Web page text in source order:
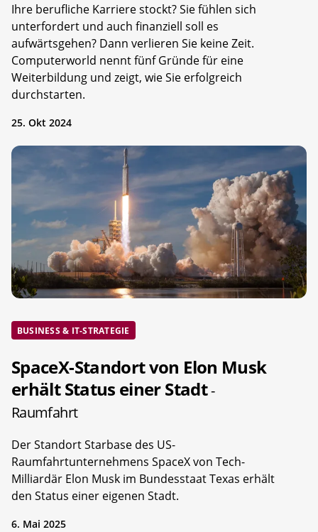
Ihre berufliche Karriere stockt? Sie fühlen sich
unterfordert und auch finanziell soll es
aufwärtsgehen? Dann verlieren Sie keine Zeit.
Computerworld nennt fünf Gründe für eine
Weiterbildung und zeigt, wie Sie erfolgreich
durchstarten.
25. Okt 2024
BUSINESS & IT-STRATEGIE
SpaceX-Standort von Elon Musk
erhält Status einer Stadt-
Raumfahrt
Der Standort Starbase des US-
Raumfahrtunternehmens SpaceX von Tech-
Milliardär Elon Musk im Bundesstaat Texas erhält
den Status einer eigenen Stadt.
6. Mai 2025